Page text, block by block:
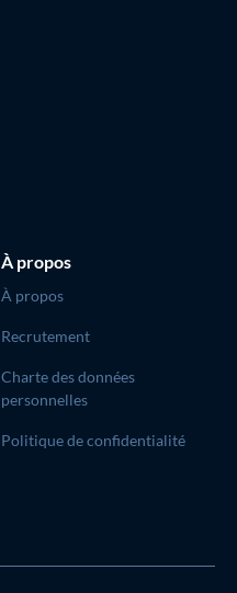
À propos
À propos
Recrutement
Charte des données
personnelles
Politique de confidentialité